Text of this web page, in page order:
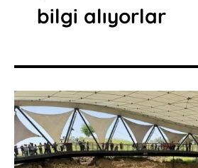
bilgi alıyorlar